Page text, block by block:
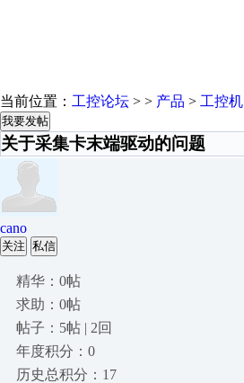
当前位置： 工控论坛 > > 产品 > 工控机
我要发帖
关于采集卡末端驱动的问题
cano
关注 私信
精华：0帖
求助：0帖
帖子：5帖 | 2回
年度积分：0
历史总积分：17